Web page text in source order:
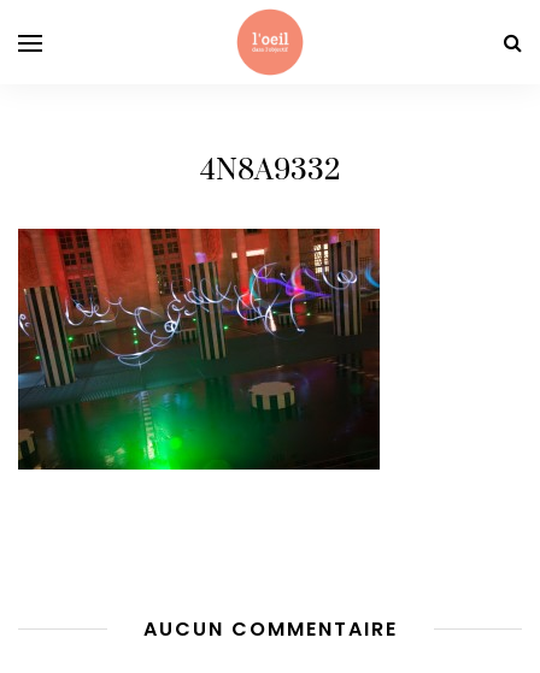
4N8A9332
AUCUN COMMENTAIRE